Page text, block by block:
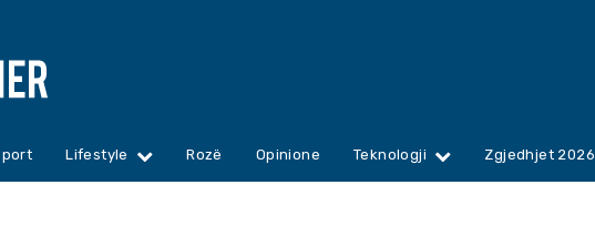
Lifestyle Rozë Opinione Teknologji Zgjedhjet 2026